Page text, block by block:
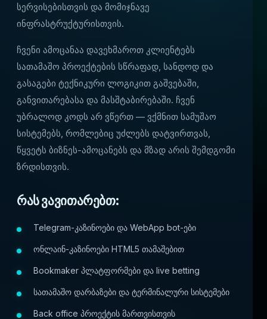
სერვისებისთვის და მომიჯნავე
ინფრასტრუქტურისთვის.
ჩვენი ამოცანაა დავეხმაროთ კლიენტებს
სათამაშო პროექტების სწრაფად, სანდოდ და
გასაგები ტექნიკური ლოგიკით გაშვებაში,
განვითარებასა და მასშტაბირებაში. ჩვენ
უბრალოდ კოდს არ ვწერთ — ვქმნით სამუშაო
სისტემებს, რომლებიც უძლებს დატვირთვას,
წყვეტს ბიზნეს-ამოცანებს და მზად არის შემდგომი
ზრდისთვის.
რას ვავითარებთ:
Telegram-კაზინოები და WebApp bot-ები
ონლაინ-კაზინოები HTML5 თამაშებით
Bookmaker პლატფორმები და live betting
სათამაშო დარბაზები და ტერმინალური სისტემები
Back office პროექტის მართვისთვის